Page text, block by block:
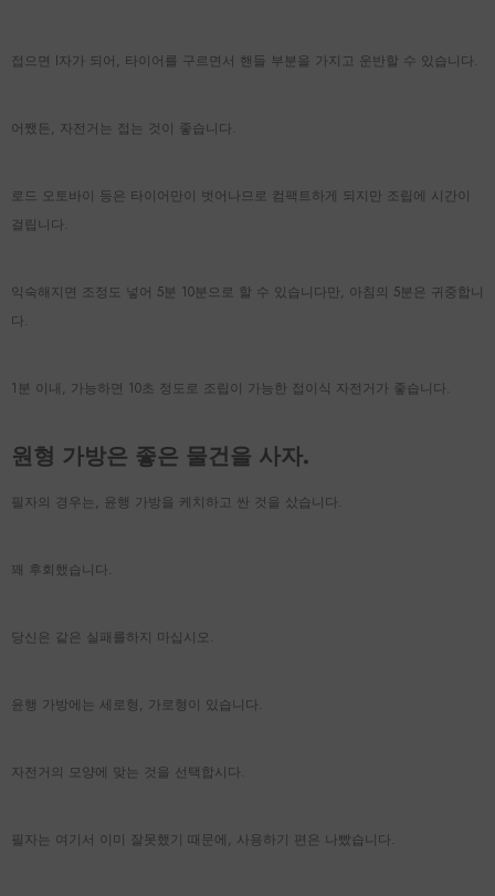
접으면 I자가 되어, 타이어를 구르면서 핸들 부분을 가지고 운반할 수 있습니다.
어쨌든, 자전거는 접는 것이 좋습니다.
로드 오토바이 등은 타이어만이 벗어나므로 컴팩트하게 되지만 조립에 시간이
걸립니다.
익숙해지면 조정도 넣어 5분 10분으로 할 수 있습니다만, 아침의 5분은 귀중합니
다.
1분 이내, 가능하면 10초 정도로 조립이 가능한 접이식 자전거가 좋습니다.
원형 가방은 좋은 물건을 사자.
필자의 경우는, 윤행 가방을 케치하고 싼 것을 샀습니다.
꽤 후회했습니다.
당신은 같은 실패를하지 마십시오.
윤행 가방에는 세로형, 가로형이 있습니다.
자전거의 모양에 맞는 것을 선택합시다.
필자는 여기서 이미 잘못했기 때문에, 사용하기 편은 나빴습니다.